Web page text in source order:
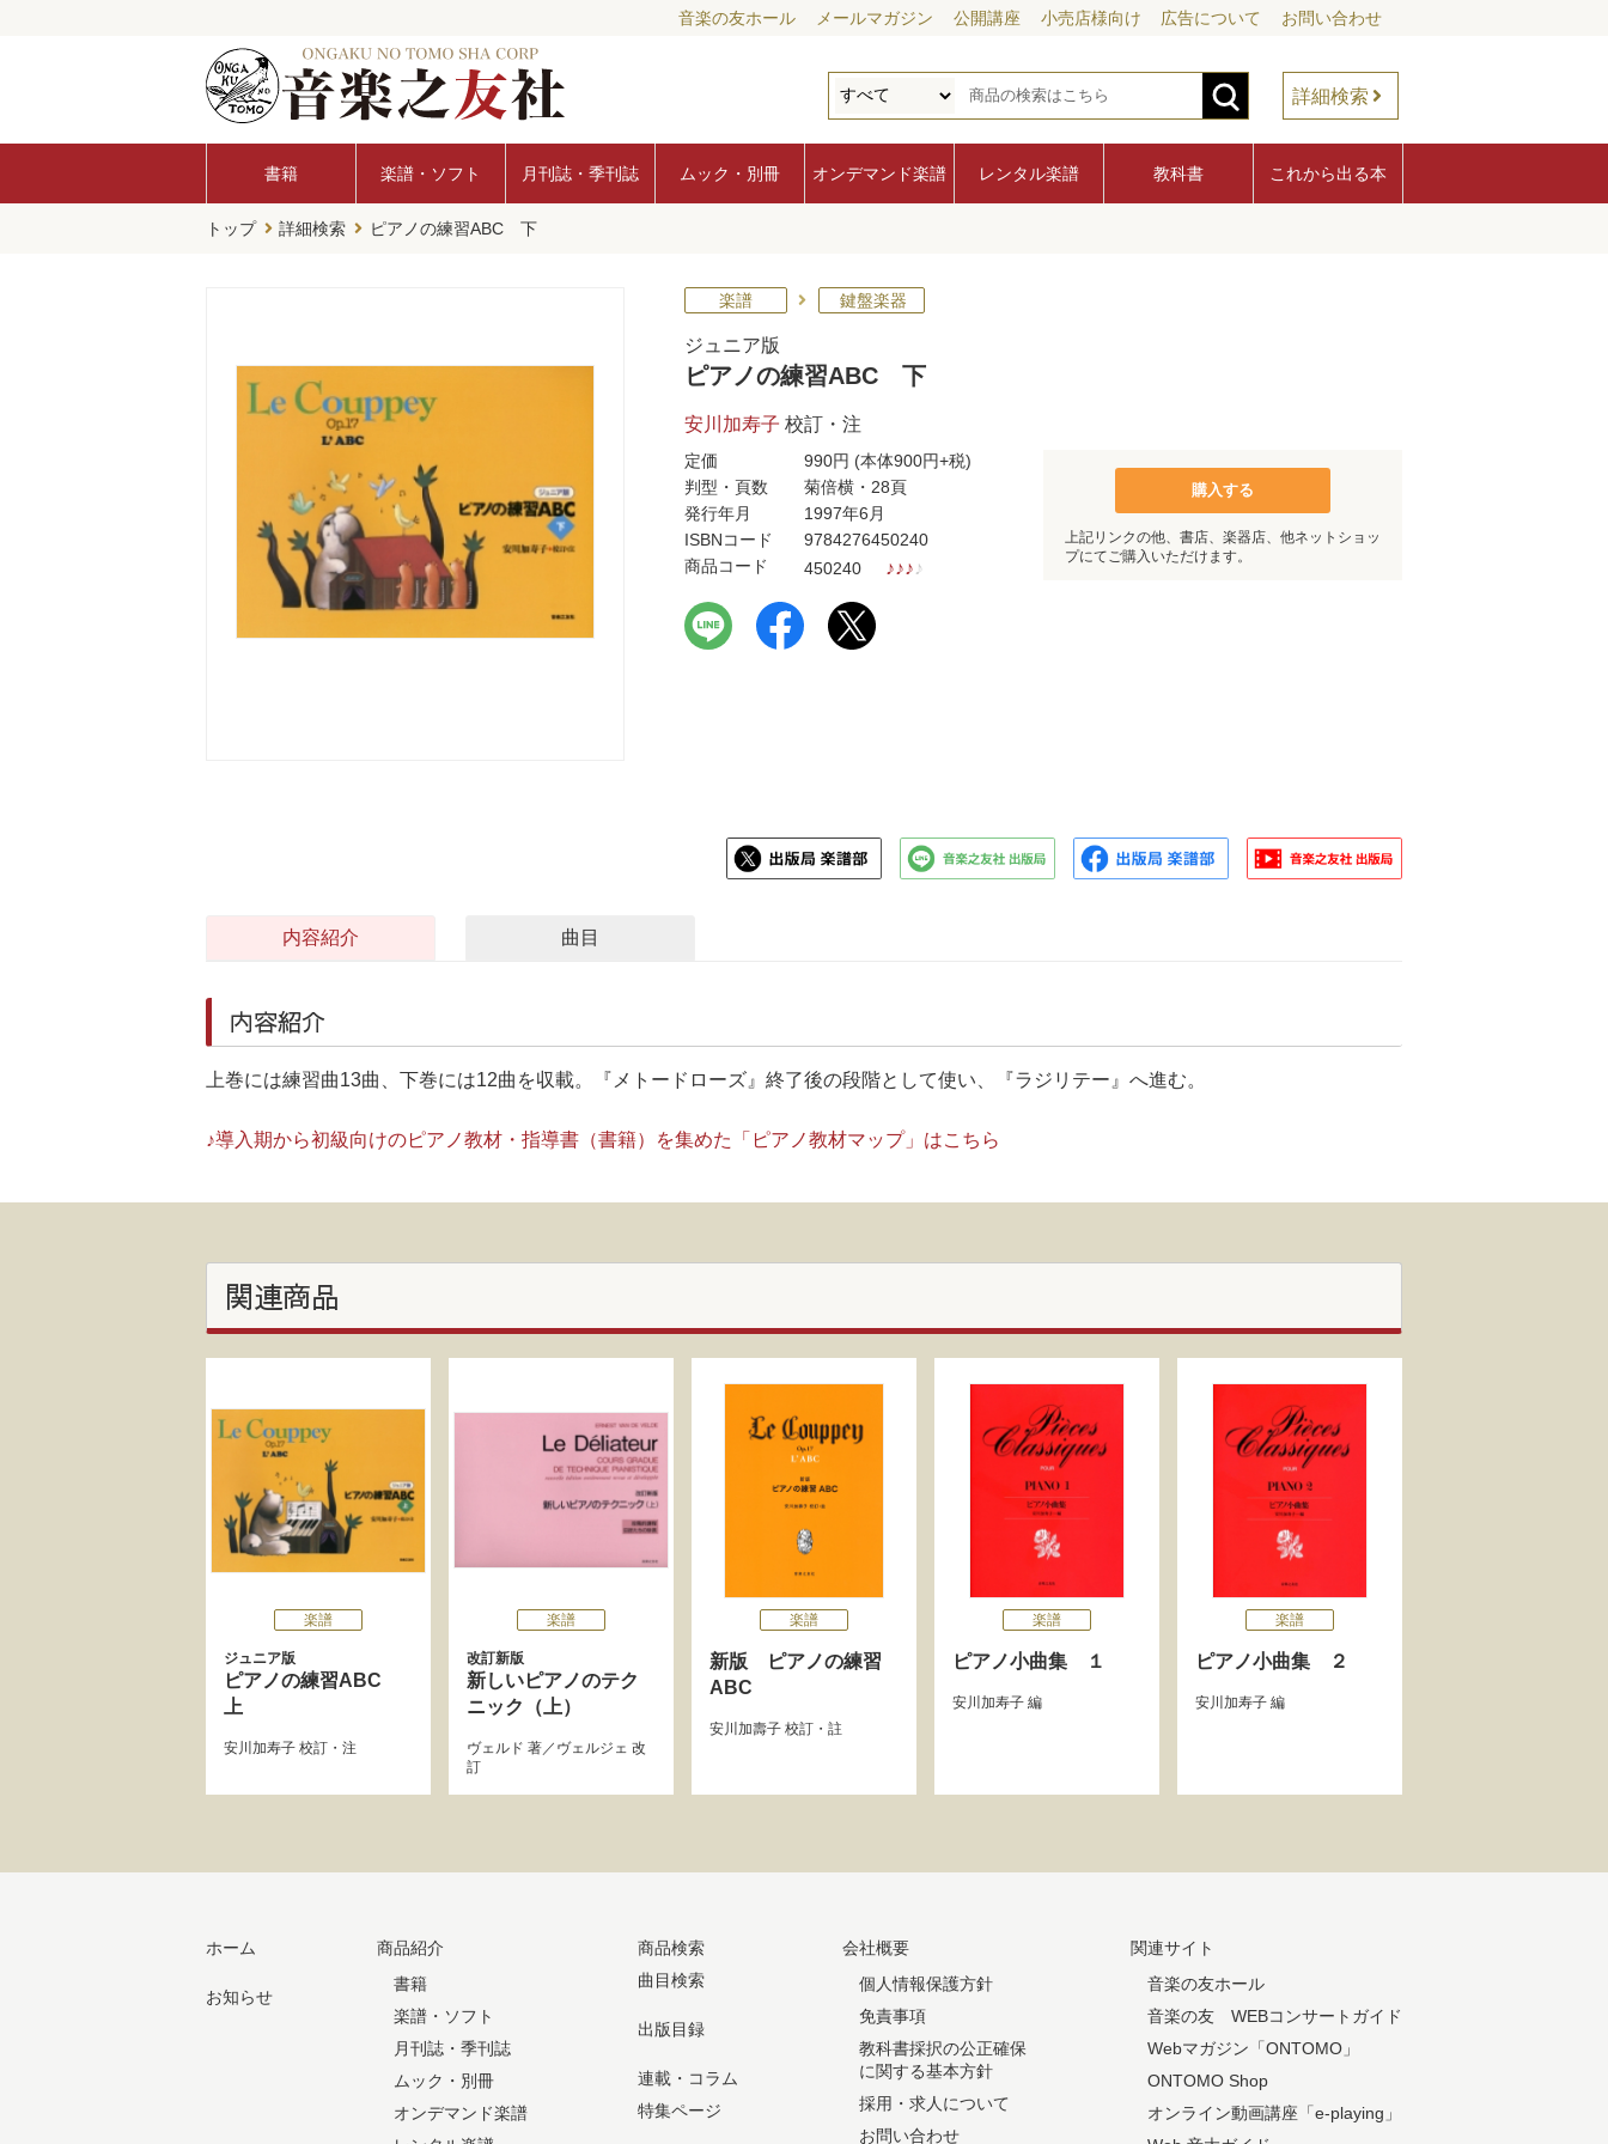
音楽の友ホール メールマガジン 公開講座 小売店様向け 広告について お問い合わせ
詳細検索
書籍 楽譜・ソフト 月刊誌・季刊誌 ムック・別冊 オンデマンド楽譜 レンタル楽譜 教科書 これから出る本
トップ 詳細検索 ピアノの練習ABC 下
楽譜 鍵盤楽器
ジュニア版
ピアノの練習ABC 下
安川加寿子 校訂・注
定価 990円 (本体900円+税)
判型・頁数
菊倍横・28頁
発行年月
1997年6月
ISBNコード
9784276450240
商品コード
450240 ♪♪♪♪
購入する
上記リンクの他、書店、楽器店、他ネットショッ
プにてご購入いただけます。
内容紹介 曲目
内容紹介
上巻には練習曲13曲、下巻には12曲を収載。『メトードローズ』終了後の段階として使い、『ラジリテー』へ進む。
♪導入期から初級向けのピアノ教材・指導書（書籍）を集めた「ピアノ教材マップ」はこちら
関連商品
楽譜
ジュニア版
ピアノの練習ABC
上
安川加寿子 校訂・注
楽譜
改訂新版
新しいピアノのテク
ニック（上）
ヴェルド 著／ ヴェルジェ 改
訂
楽譜
新版 ピアノの練習
ABC
安川加壽子 校訂・註
楽譜
ピアノ小曲集 １
安川加寿子 編
楽譜
ピアノ小曲集 ２
安川加寿子 編
ホーム
お知らせ
商品紹介
書籍
楽譜・ソフト
月刊誌・季刊誌
ムック・別冊
オンデマンド楽譜
商品検索
曲目検索
出版目録
連載・コラム
特集ページ
会社概要
個人情報保護方針
免責事項
教科書採択の公正確保
に関する基本方針
採用・求人について
お問い合わせ
関連サイト
音楽の友ホール
音楽の友 WEBコンサートガイド
Webマガジン「ONTOMO」
ONTOMO Shop
オンライン動画講座「e-playing」